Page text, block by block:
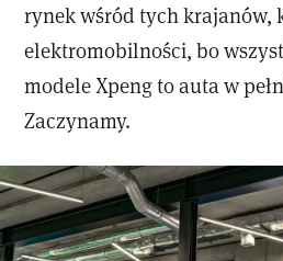
rynek wśród tych krajanów,
elektromobilności, bo
modele Xpeng to auta w
Zaczynamy.